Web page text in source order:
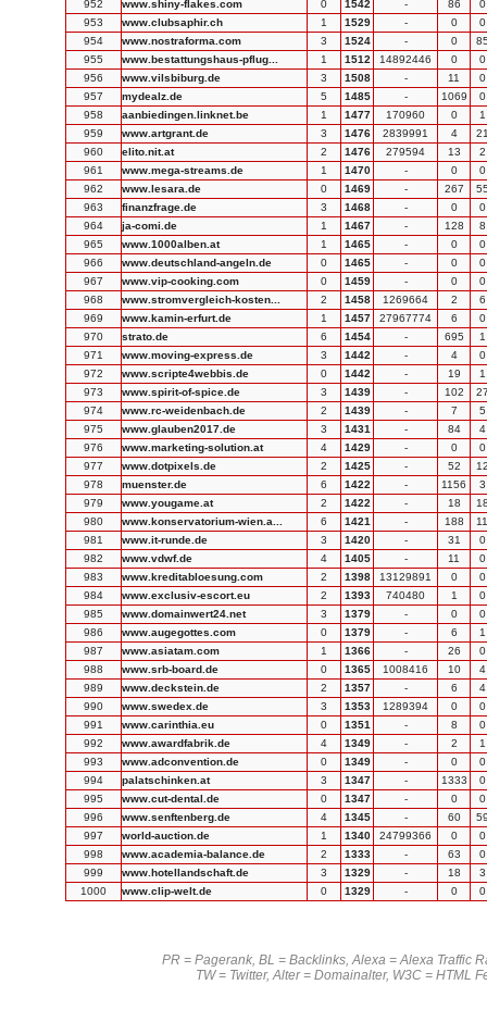
952
www.shiny-flakes.com 0 1542 - 86
0
953
www.clubsaphir.ch 1 1529 - 0
0
954
www.nostraforma.com 3 1524 - 0
955
www.bestattungshaus-pflug... 1 1512 14892446 0
0
956
www.vilsbiburg.de 3 1508 - 11
0
957
mydealz.de 5 1485 - 1069
0
958
aanbiedingen.linknet.be 1 1477 170960 0
1
959
www.artgrant.de 3 1476 2839991 4
960
elito.nit.at 2 1476 279594 13
2
961
www.mega-streams.de 1 1470 - 0
0
962
www.lesara.de 0 1469 - 267
963
finanzfrage.de 3 1468 - 0
0
964
ja-comi.de 1 1467 - 128
8
965
www.1000alben.at 1 1465 - 0
0
966
www.deutschland-angeln.de 0 1465 - 0
0
967
www.vip-cooking.com 0 1459 - 0
0
968
www.stromvergleich-kosten... 2 1458 1269664 2
6
969
www.kamin-erfurt.de 1 1457 27967774 6
0
970
strato.de 6 1454 - 695
1
971
www.moving-express.de 3 1442 - 4
0
972
www.scripte4webbis.de 0 1442 - 19
1
973
www.spirit-of-spice.de 3 1439 - 102
974
www.rc-weidenbach.de 2 1439 - 7
5
975
www.glauben2017.de 3 1431 - 84
4
976
www.marketing-solution.at 4 1429 - 0
0
977
www.dotpixels.de 2 1425 - 52
978
muenster.de 6 1422 - 1156
3
979
www.yougame.at 2 1422 - 18
980
www.konservatorium-wien.a... 6 1421 - 188
11
981
www.it-runde.de 3 1420 - 31
0
982
www.vdwf.de 4 1405 - 11
0
983
www.kreditabloesung.com 2 1398 13129891 0
0
984
www.exclusiv-escort.eu 2 1393 740480 1
0
985
www.domainwert24.net 3 1379 - 0
0
986
www.augegottes.com 0 1379 - 6
1
987
www.asiatam.com 1 1366 - 26
0
988
www.srb-board.de 0 1365 1008416 10
4
989
www.deckstein.de 2 1357 - 6
4
990
www.swedex.de 3 1353 1289394 0
0
991
www.carinthia.eu 0 1351 - 8
0
992
www.awardfabrik.de 4 1349 - 2
1
993
www.adconvention.de 0 1349 - 0
0
994
palatschinken.at 3 1347 - 1333
0
995
www.cut-dental.de 0 1347 - 0
0
996
www.senftenberg.de 4 1345 - 60
997
world-auction.de 1 1340 24799366 0
0
998
www.academia-balance.de 2 1333 - 63
0
999
www.hotellandschaft.de 3 1329 - 18
3
1000
www.clip-welt.de 0 1329 - 0 0
PR = Pagerank, BL = Backlinks, Alexa = Alexa Traffic
TW = Twitter, Alter = Domainalter, W3C = HTML